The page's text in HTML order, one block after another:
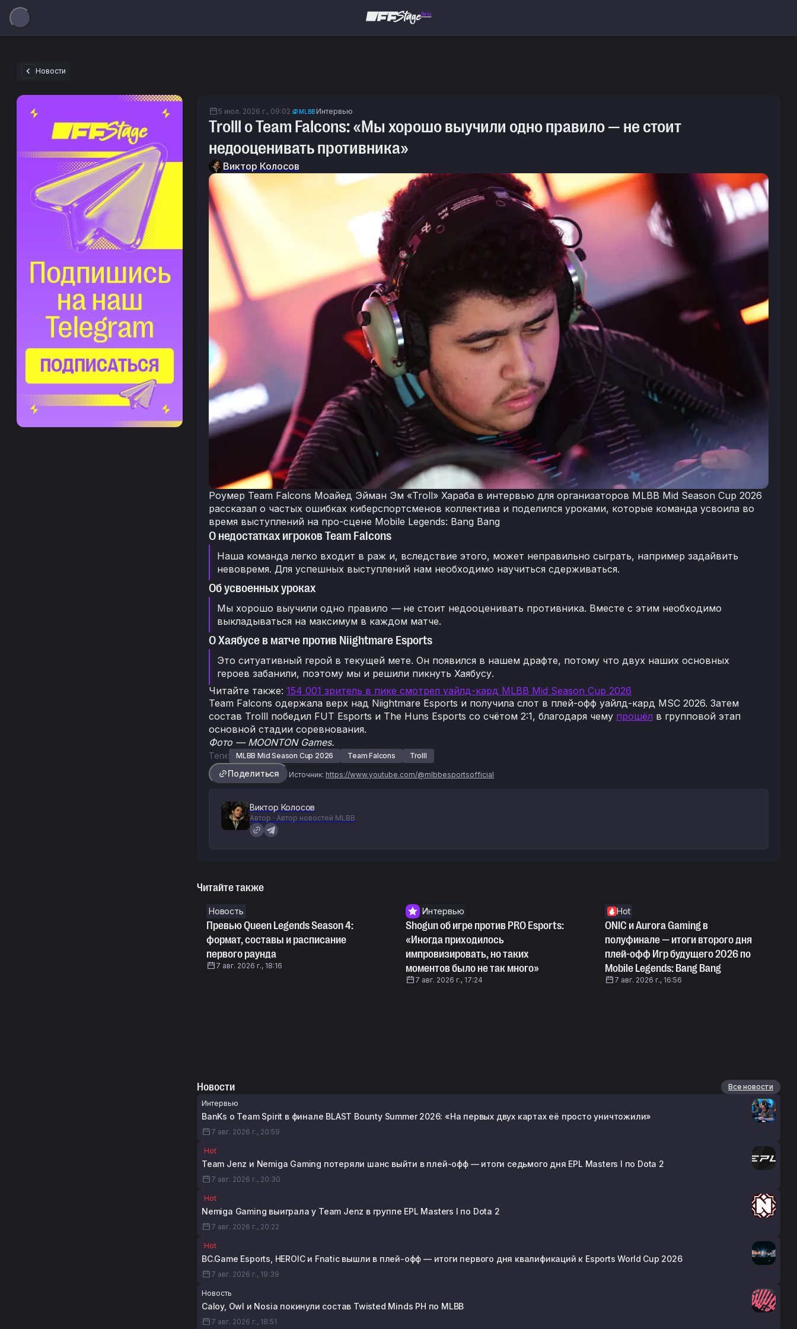
Beta
Новости
5 июл. 2026 г., 09:02 MLBB Интервью
Trolll о Team Falcons: «Мы хорошо выучили одно правило — не стоит
недооценивать противника»
Виктор Колосов
Роумер Team Falcons Моайед Эйман Эм «Troll» Хараба в интервью для организаторов MLBB Mid Season Cup 2026
рассказал о частых ошибках киберспортсменов коллектива и поделился уроками, которые команда усвоила во
время выступлений на про-сцене Mobile Legends: Bang Bang
О недостатках игроков Team Falcons
Наша команда легко входит в раж и, вследствие этого, может неправильно сыграть, например задайвить
невовремя. Для успешных выступлений нам необходимо научиться сдерживаться.
Об усвоенных уроках
Мы хорошо выучили одно правило —не стоит недооценивать противника. Вместе с этим необходимо
выкладываться на максимум в каждом матче.
О Хаябусе в матче против Niightmare Esports
Это ситуативный герой в текущей мете. Он появился в нашем драфте, потому что двух наших основных
героев забанили, поэтому мы и решили пикнуть Хаябусу.
Читайте также: 154 001 зритель в пике смотрел уайлд-кард MLBB Mid Season Cup 2026
Team Falcons одержала верх над Niightmare Esports и получила слот в плей-офф уайлд-кард MSC 2026. Затем
состав Trolll победил FUT Esports и The Huns Esports со счётом 2:1, благодаря чему прошёл в групповой этап
основной стадии соревнования.
Фото — MOONTON Games.
Теги: MLBB Mid Season Cup 2026 Team Falcons Trolll
Поделиться Источник: https://www.youtube.com/@mlbbesportsofficial
Виктор Колосов
Автор · Автор новостей MLBB
Читайте также
Новость
Превью Queen Legends Season 4:
формат, составы и расписание
первого раунда
7 авг. 2026 г., 18:16
Интервью
Shogun об игре против PRO Esports:
«Иногда приходилось
импровизировать, но таких
моментов было не так много»
7 авг. 2026 г., 17:24
Hot
ONIC и Aurora Gaming в
полуфинале — итоги второго дня
плей-офф Игр будущего 2026 по
Mobile Legends: Bang Bang
7 авг. 2026 г., 16:56
Новости
Все новости
Интервью
BanKs о Team Spirit в финале BLAST Bounty Summer 2026: «На первых двух картах её просто уничтожили»
7 авг. 2026 г., 20:59
Hot
Team Jenz и Nemiga Gaming потеряли шанс выйти в плей-офф — итоги седьмого дня EPL Masters I по Dota 2
7 авг. 2026 г., 20:30
Hot
Nemiga Gaming выиграла у Team Jenz в группе EPL Masters I по Dota 2
7 авг. 2026 г., 20:22
Hot
BC.Game Esports, HEROIC и Fnatic вышли в плей-офф — итоги первого дня квалификаций к Esports World Cup 2026
7 авг. 2026 г., 19:39
Новость
Caloy, Owl и Nosia покинули состав Twisted Minds PH по MLBB
7 авг. 2026 г., 18:51